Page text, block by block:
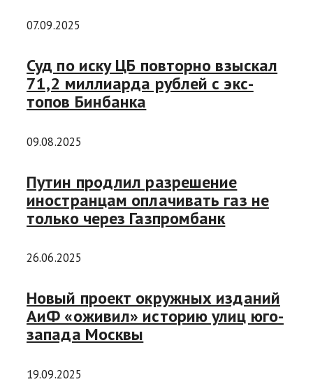
07.09.2025
Суд по иску ЦБ повторно взыскал
71,2 миллиарда рублей с экс-
топов Бинбанка
09.08.2025
Путин продлил разрешение
иностранцам оплачивать газ не
только через Газпромбанк
26.06.2025
Новый проект окружных изданий
АиФ «оживил» историю улиц юго-
запада Москвы
19.09.2025